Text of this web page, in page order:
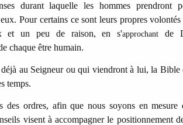
durant laquelle les hommes prendront
Pour certains ce sont leurs propres
et un peu de raison, en s'approchant de
chaque être humain.
au Seigneur ou qui viendront à lui, la Bible
temps.
des ordres, afin que nous soyons en
visent à accompagner le positionnement